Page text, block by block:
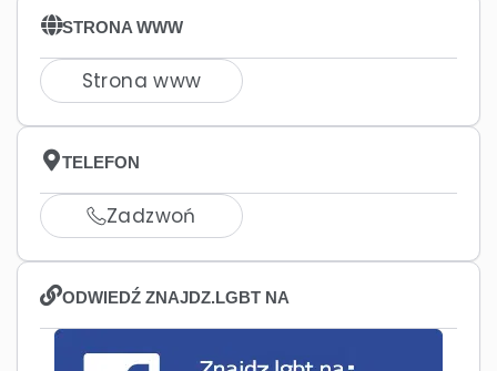
STRONA WWW
Strona www
TELEFON
Zadzwoń
ODWIEDŹ ZNAJDZ.LGBT NA